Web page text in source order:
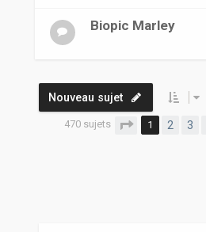
Biopic Marley
Nouveau sujet
470 sujets Page 1sur
1 2 3